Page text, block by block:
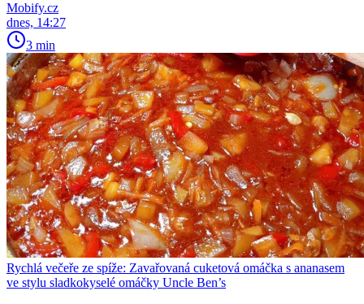
Mobify.cz
dnes, 14:27
3 min
Rychlá večeře ze spíže: Zavařovaná cuketová omáčka s ananasem
ve stylu sladkokyselé omáčky Uncle Ben’s